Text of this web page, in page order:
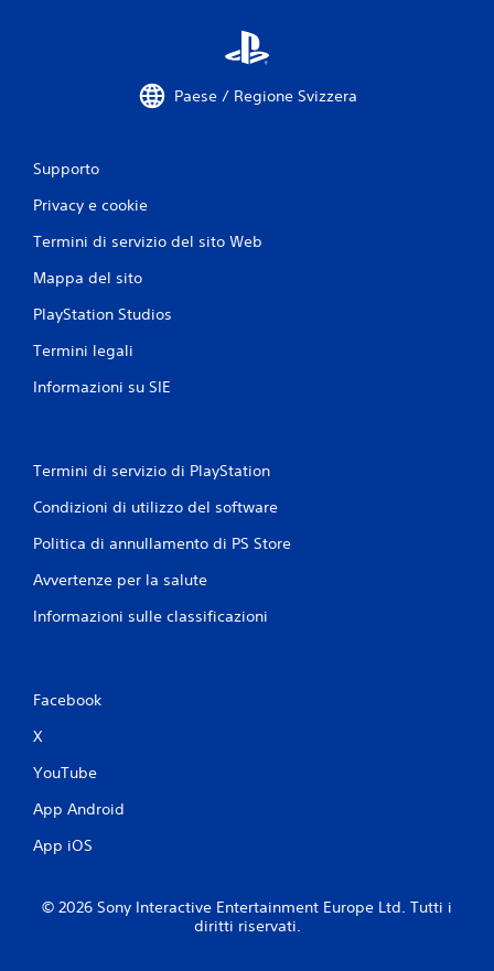
s
i
r
p
d
m
e
e
t
o
u
n
i
G
e
o
e
h
a
i
n
r
o
t
o
l
i
Paese / Regione Svizzera
Supporto
Privacy e cookie
Termini di servizio del sito Web
Mappa del sito
PlayStation Studios
Termini legali
Informazioni su SIE
Termini di servizio di PlayStation
Condizioni di utilizzo del software
Politica di annullamento di PS Store
Avvertenze per la salute
Informazioni sulle classificazioni
Facebook
X
YouTube
App Android
App iOS
© 2026 Sony Interactive Entertainment Europe Ltd. Tutti i
diritti riservati.